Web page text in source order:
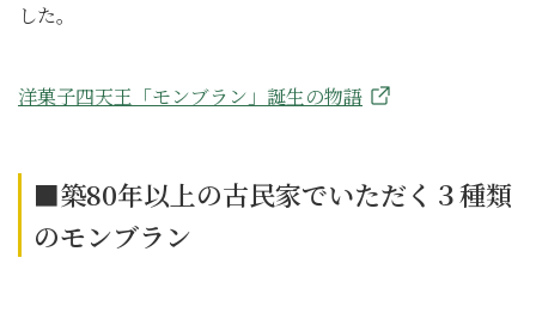
した。
洋菓子四天王「モンブラン」誕生の物語
■築80年以上の古民家でいただく３種類
のモンブラン